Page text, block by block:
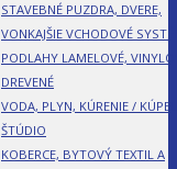
STAVEBNÉ PUZDRA, DVERE,
VONKAJŠIE VCHODOVÉ
PODLAHY LAMELOVÉ,
DREVENÉ
VODA, PLYN, KÚRENIE /
ŠTÚDIO
KOBERCE, BYTOVÝ TEXTIL A